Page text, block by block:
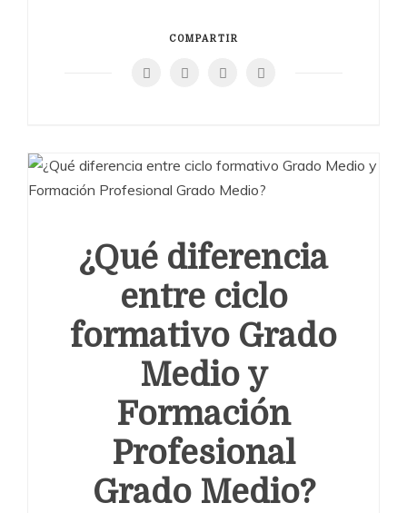
COMPARTIR
¿Qué diferencia
entre ciclo
formativo Grado
Medio y
Formación
Profesional
Grado Medio?